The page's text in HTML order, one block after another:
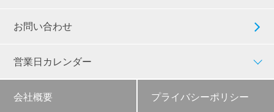
お問い合わせ
営業日カレンダー
会社概要 プライバシーポリシー